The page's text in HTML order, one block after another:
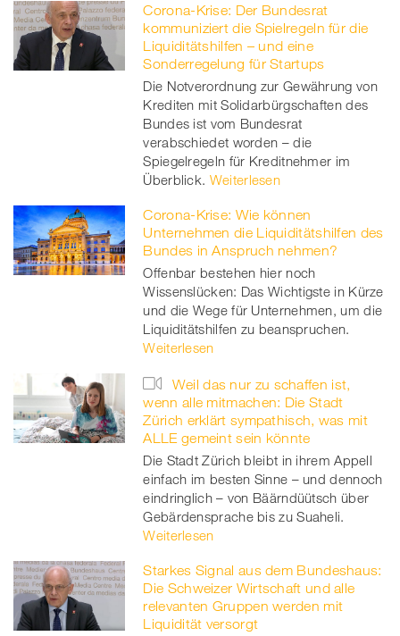
Corona-Krise: Der Bundesrat
kommuniziert die Spielregeln für die
Liquiditätshilfen – und eine
Sonderregelung für Startups
Die Notverordnung zur Gewährung von
Krediten mit Solidarbürgschaften des
Bundes ist vom Bundesrat
verabschiedet worden – die
Spiegelregeln für Kreditnehmer im
Überblick. Weiterlesen
Corona-Krise: Wie können
Unternehmen die Liquiditätshilfen des
Bundes in Anspruch nehmen?
Offenbar bestehen hier noch
Wissenslücken: Das Wichtigste in Kürze
und die Wege für Unternehmen, um die
Liquiditätshilfen zu beanspruchen.
Weiterlesen
Weil das nur zu schaffen ist,
wenn alle mitmachen: Die Stadt
Zürich erklärt sympathisch, was mit
ALLE gemeint sein könnte
Die Stadt Zürich bleibt in ihrem Appell
einfach im besten Sinne – und dennoch
eindringlich – von Bäärndüütsch über
Gebärdensprache bis zu Suaheli.
Weiterlesen
Starkes Signal aus dem Bundeshaus:
Die Schweizer Wirtschaft und alle
relevanten Gruppen werden mit
Liquidität versorgt